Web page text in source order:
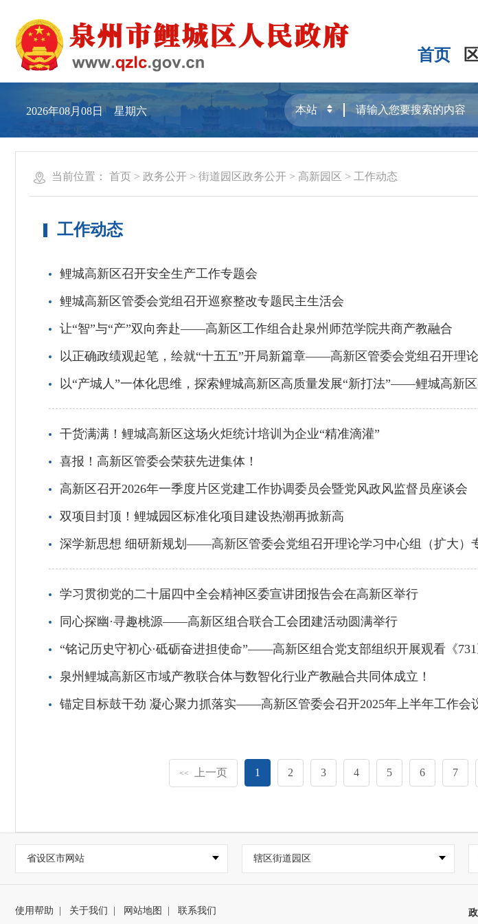
首页
2026年08月08日 星期六
当前位置： 首页 > 政务公开 > 街道园区政务公开 > 高新园区 > 工作动态
工作动态
鲤城高新区召开安全生产工作专题会
鲤城高新区管委会党组召开巡察整改专题民主生活会
让“智”与“产”双向奔赴——高新区工作组合赴泉州师范学院共商产教融合
以正确政绩观起笔，绘就“十五五”开局新篇章——高新区管委会党组召开理
以“产城人”一体化思维，探索鲤城高新区高质量发展“新打法”——鲤城高新
干货满满！鲤城高新区这场火炬统计培训为企业“精准滴灌”
喜报！高新区管委会荣获先进集体！
高新区召开2026年一季度片区党建工作协调委员会暨党风政风监督员座谈会
双项目封顶！鲤城园区标准化项目建设热潮再掀新高
深学新思想 细研新规划——高新区管委会党组召开理论学习中心组（扩大）
学习贯彻党的二十届四中全会精神区委宣讲团报告会在高新区举行
同心探幽·寻趣桃源——高新区组合联合工会团建活动圆满举行
“铭记历史守初心·砥砺奋进担使命”——高新区组合党支部组织开展观看《
泉州鲤城高新区市域产教联合体与数智化行业产教融合共同体成立！
锚定目标鼓干劲 凝心聚力抓落实——高新区管委会召开2025年上半年工作会
<< 上一页 1 2 3 4 5 6 7
省设区市网站 辖区街道园区
使用帮助 关于我们 网站地图 联系我们